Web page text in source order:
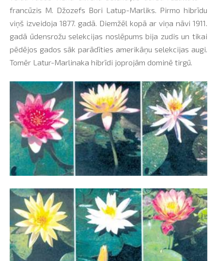
francūzis M. Džozefs Bori Latup-Marliks. Pirmo hibrīdu
viņš izveidoja 1877. gadā. Diemžēl kopā ar viņa nāvi 1911.
gadā ūdensrožu selekcijas noslēpums bija zudis un tikai
pēdējos gados sāk parādīties amerikāņu selekcijas augi.
Tomēr Latur-Marlinaka hibrīdi joprojām dominē tirgū.